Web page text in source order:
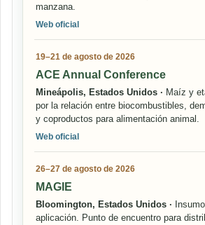
manzana.
Web oficial
19–21 de agosto de 2026
ACE Annual Conference
Mineápolis, Estados Unidos · Maíz y
por la relación entre biocombustibles,
y coproductos para alimentación animal.
Web oficial
26–27 de agosto de 2026
MAGIE
Bloomington, Estados Unidos ·
aplicación. Punto de encuentro para